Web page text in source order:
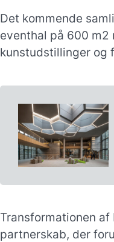
Det kommende
eventhal på 600 m2
kunstudstillinger og
Transformationen
partnerskab, der